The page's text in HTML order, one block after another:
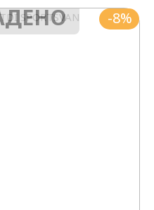
-8%
Current
price
is: